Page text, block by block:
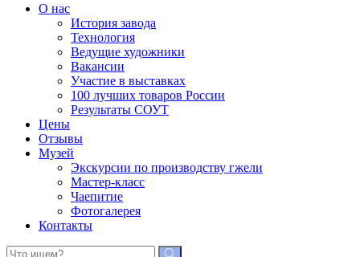
О нас
История завода
Технология
Ведущие художники
Вакансии
Участие в выставках
100 лучших товаров России
Результаты СОУТ
Цены
Отзывы
Музей
Экскурсии по производству гжели
Мастер-класс
Чаепитие
Фотогалерея
Контакты